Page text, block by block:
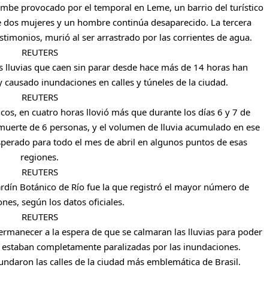
provocado por el temporal en Leme, un barrio del turístico
mujeres y un hombre continúa desaparecido. La tercera
murió al ser arrastrado por las corrientes de agua.
REUTERS
que caen sin parar desde hace más de 14 horas han
inundaciones en calles y túneles de la ciudad.
REUTERS
en cuatro horas llovió más que durante los días 6 y 7 de
de 6 personas, y el volumen de lluvia acumulado en ese
para todo el mes de abril en algunos puntos de esas
regiones.
REUTERS
Botánico de Río fue la que registró el mayor número de
según los datos oficiales.
REUTERS
a la espera de que se calmaran las lluvias para poder
completamente paralizadas por las inundaciones.
las calles de la ciudad más emblemática de Brasil.